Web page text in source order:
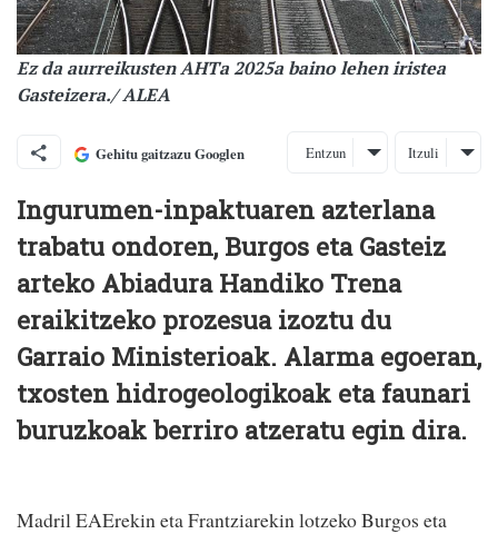
Ez da aurreikusten AHTa 2025a baino lehen iristea
Gasteizera./ ALEA
Gehitu gaitzazu Googlen Entzun Itzuli
Ingurumen-inpaktuaren azterlana
trabatu ondoren, Burgos eta Gasteiz
arteko Abiadura Handiko Trena
eraikitzeko prozesua izoztu du
Garraio Ministerioak. Alarma egoeran,
txosten hidrogeologikoak eta faunari
buruzkoak berriro atzeratu egin dira.
Madril EAErekin eta Frantziarekin lotzeko Burgos eta